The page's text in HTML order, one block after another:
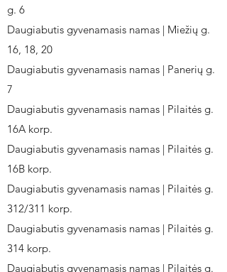
g. 6
Daugiabutis gyvenamasis namas | Miežių g.
16, 18, 20
Daugiabutis gyvenamasis namas | Panerių g.
7
Daugiabutis gyvenamasis namas | Pilaitės g.
16A korp.
Daugiabutis gyvenamasis namas | Pilaitės g.
16B korp.
Daugiabutis gyvenamasis namas | Pilaitės g.
312/311 korp.
Daugiabutis gyvenamasis namas | Pilaitės g.
314 korp.
Daugiabutis gyvenamasis namas | Pilaitės g.